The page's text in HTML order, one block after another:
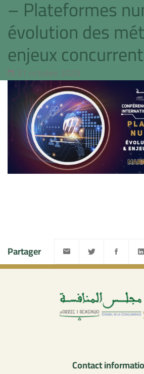
– Plateformes
évolution des
enjeux
31 octobre 2025
Partager
Contact